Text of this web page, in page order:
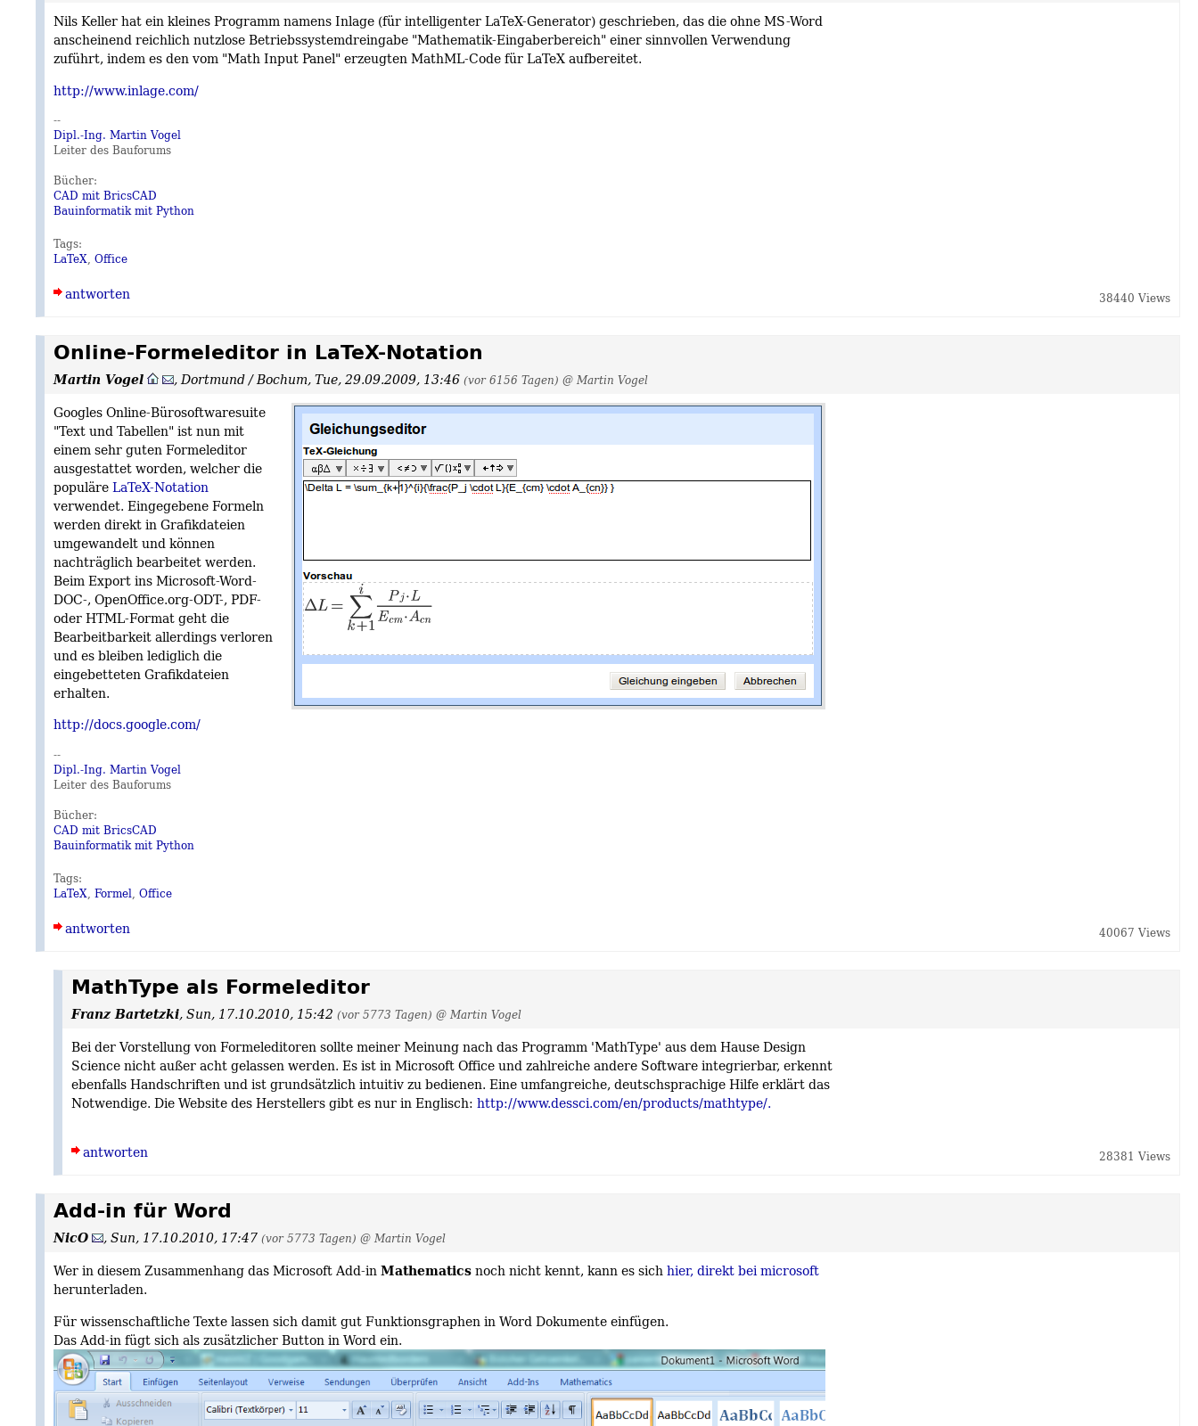
Nils Keller hat ein kleines Programm namens Inlage (für intelligenter LaTeX-Generator) geschrieben, das die ohne MS-Word
anscheinend reichlich nutzlose Betriebssystemdreingabe "Mathematik-Eingaberbereich" einer sinnvollen Verwendung
zuführt, indem es den vom "Math Input Panel" erzeugten MathML-Code für LaTeX aufbereitet.
http://www.inlage.com/
--
Dipl.-Ing. Martin Vogel
Leiter des Bauforums
Bücher:
CAD mit BricsCAD
Bauinformatik mit Python
Tags:
LaTeX, Office
antworten 38440 Views
Online-Formeleditor in LaTeX-Notation
Martin Vogel ,Dortmund / Bochum,Tue, 29.09.2009, 13:46 (vor 6156 Tagen) @ Martin Vogel
Googles Online-Bürosoftwaresuite
"Text und Tabellen" ist nun mit
einem sehr guten Formeleditor
ausgestattet worden, welcher die
populäreLaTeX-Notation
verwendet. Eingegebene Formeln
werden direkt in Grafikdateien
umgewandelt und können
nachträglich bearbeitet werden.
Beim Export ins Microsoft-Word-
DOC-, OpenOffice.org-ODT-, PDF-
oder HTML-Format geht die
Bearbeitbarkeit allerdings verloren
und es bleiben lediglich die
eingebetteten Grafikdateien
erhalten.
http://docs.google.com/
--
Dipl.-Ing. Martin Vogel
Leiter des Bauforums
Bücher:
CAD mit BricsCAD
Bauinformatik mit Python
Tags:
LaTeX, Formel, Office
antworten 40067 Views
MathType als Formeleditor
Franz Bartetzki,Sun, 17.10.2010, 15:42 (vor 5773 Tagen) @ Martin Vogel
Bei der Vorstellung von Formeleditoren sollte meiner Meinung nach das Programm 'MathType' aus dem Hause Design
Science nicht außer acht gelassen werden. Es ist in Microsoft Office und zahlreiche andere Software integrierbar, erkennt
ebenfalls Handschriften und ist grundsätzlich intuitiv zu bedienen. Eine umfangreiche, deutschsprachige Hilfe erklärt das
Notwendige. Die Website des Herstellers gibt es nur in Englisch: http://www.dessci.com/en/products/mathtype/.
antworten 28381 Views
Add-in für Word
NicO ,Sun, 17.10.2010, 17:47 (vor 5773 Tagen) @ Martin Vogel
Wer in diesem Zusammenhang das Microsoft Add-inMathematicsnoch nicht kennt, kann es sichhier, direkt bei microsoft
herunterladen.
Für wissenschaftliche Texte lassen sich damit gut Funktionsgraphen in Word Dokumente einfügen.
Das Add-in fügt sich als zusätzlicher Button in Word ein.